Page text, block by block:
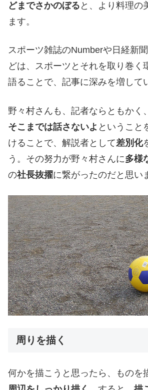
どまでさかのぼる と、より料理の
ます。
スポーツ雑誌のNumberや日経新
どは、スポーツとそれを取り巻く
語ることで、記事に深みを増して
野々村さんも、記者ならともかく、
そこまでは話さないよ ということ
けることで、解説者として差別化
う。その努力が野々村さんに多様
の社長抜擢に繋がったのだと思い
周りを描く
何かを描こうと思ったら、ものを